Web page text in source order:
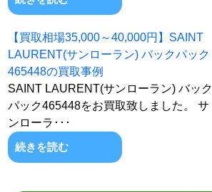
【買取相場35,000～40,000円】SAINT
LAURENT(サンローラン) バックパック
465448の買取事例
SAINT LAURENT(サンローラン) バック
パック465448をお買取致しました。 サ
ンローラ･･･
続きを読む